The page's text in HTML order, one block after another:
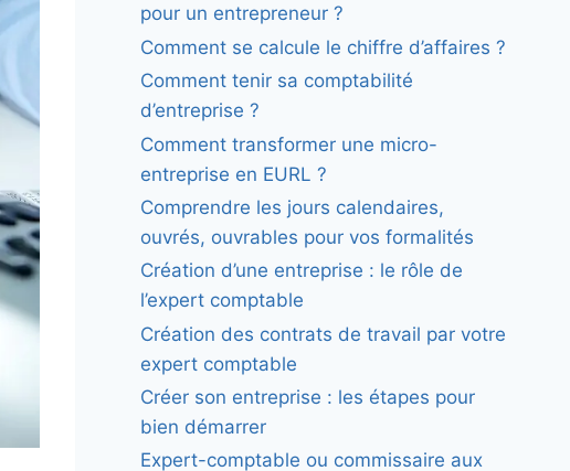
pour un entrepreneur ?
Comment se calcule le chiffre d’affaires ?
Comment tenir sa comptabilité
d’entreprise ?
Comment transformer une micro-
entreprise en EURL ?
Comprendre les jours calendaires,
ouvrés, ouvrables pour vos formalités
Création d’une entreprise : le rôle de
l’expert comptable
Création des contrats de travail par votre
expert comptable
Créer son entreprise : les étapes pour
bien démarrer
Expert-comptable ou commissaire aux